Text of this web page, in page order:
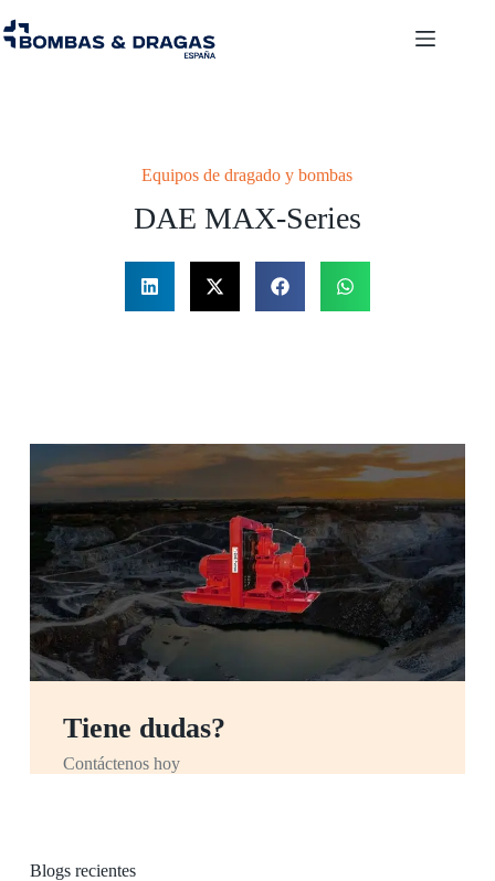
Equipos de dragado y bombas
DAE MAX-Series
Tiene dudas?
Contáctenos hoy
Blogs recientes